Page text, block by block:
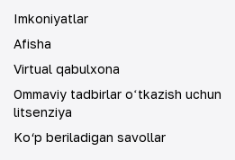
Imkoniyatlar
Afisha
Virtual qabulxona
Ommaviy tadbirlar oʻtkazish uchun
litsenziya
Ko‘p beriladigan savollar